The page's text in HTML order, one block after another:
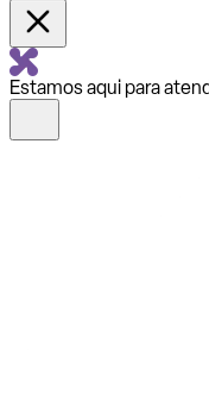
Estamos aqui para